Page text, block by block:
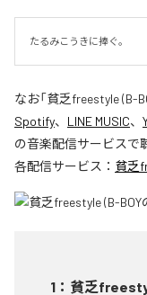
たるみこうきに捧ぐ。
なお「貧乏freestyle (B-
Spotify、 LINE MUSIC、
の音楽配信サービスで
各配信サービス： 貧乏
1 ： 貧乏